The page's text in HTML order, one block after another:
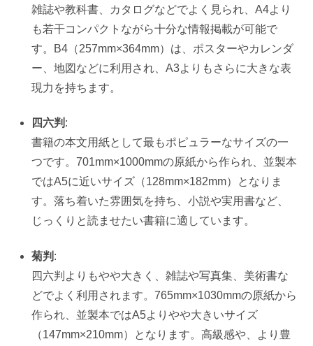
雑誌や教科書、カタログなどでよく見られ、A4より
も若干コンパクトながら十分な情報掲載が可能で
す。B4（257mm×364mm）は、ポスターやカレンダ
ー、地図などに利用され、A3よりもさらに大きな表
現力を持ちます。
四六判 :
書籍の本文用紙として最もポピュラーなサイズの一
つです。701mm×1000mmの原紙から作られ、並製本
ではA5に近いサイズ（128mm×182mm）となりま
す。落ち着いた雰囲気を持ち、小説や実用書など、
じっくりと読ませたい書籍に適しています。
菊判 :
四六判よりもやや大きく、雑誌や写真集、美術書な
どでよく利用されます。765mm×1030mmの原紙から
作られ、並製本ではA5よりやや大きいサイズ
（147mm×210mm）となります。高級感や、より豊